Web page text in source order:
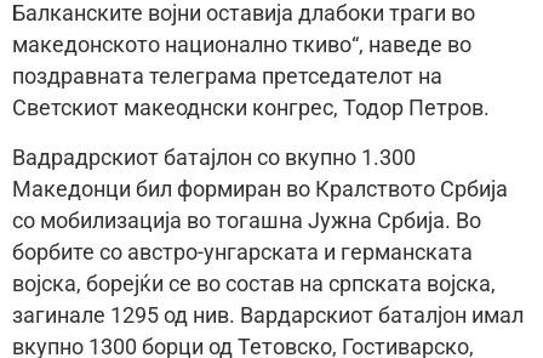
Балканските војни оставија длабоки траги во
македонското национално ткиво“, наведе во
поздравната телеграма претседателот на
Светскиот макеоднски конгрес, Тодор Петров.
Вадрадрскиот батајлон со вкупно 1.300
Македонци бил формиран во Кралството Србија
со мобилизација во тогашна Јужна Србија. Во
борбите со австро-унгарската и германската
војска, борејќи се во состав на српската војска,
загинале 1295 од нив. Вардарскиот баталјон имал
вкупно 1300 борци од Тетовско, Гостиварско,